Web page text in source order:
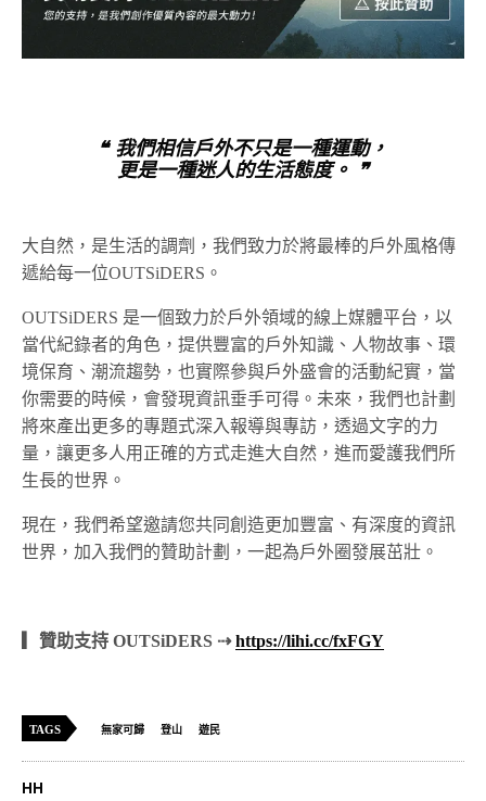
❝ 我們相信戶外不只是一種運動，
更是一種迷人的生活態度。 ❞
大自然，是生活的調劑，我們致力於將最棒的戶外風格傳
遞給每一位OUTSiDERS。
OUTSiDERS 是一個致力於戶外領域的線上媒體平台，以
當代紀錄者的角色，提供豐富的戶外知識、人物故事、環
境保育、潮流趨勢，也實際參與戶外盛會的活動紀實，當
你需要的時候，會發現資訊垂手可得。未來，我們也計劃
將來產出更多的專題式深入報導與專訪，透過文字的力
量，讓更多人用正確的方式走進大自然，進而愛護我們所
生長的世界。
現在，我們希望邀請您共同創造更加豐富、有深度的資訊
世界，加入我們的贊助計劃，一起為戶外圈發展茁壯。
▎贊助支持 OUTSiDERS ⇢https://lihi.cc/fxFGY
TAGS 無家可歸 登山 遊民
HH